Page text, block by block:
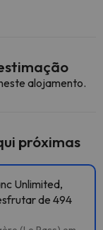
alojamento.
próximas
Unlimited,
de 494